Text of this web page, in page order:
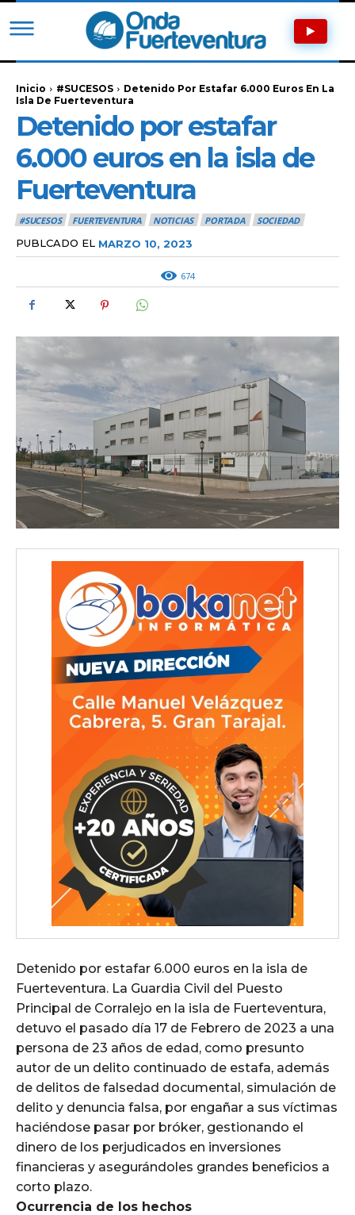
Inicio #SUCESOS
Detenido Por Estafar 6.000 Euros En La
Isla De Fuerteventura
Detenido por estafar
6.000 euros en la isla de
Fuerteventura
#SUCESOS FUERTEVENTURA NOTICIAS PORTADA SOCIEDAD
PUBLCADO EL MARZO 10, 2023
674
Detenido por estafar 6.000 euros en la isla de
Fuerteventura. La Guardia Civil del Puesto
Principal de Corralejo en la isla de Fuerteventura,
detuvo el pasado día 17 de Febrero de 2023 a una
persona de 23 años de edad, como presunto
autor de un delito continuado de estafa, además
de delitos de falsedad documental, simulación de
delito y denuncia falsa, por engañar a sus víctimas
haciéndose pasar por bróker, gestionando el
dinero de los perjudicados en inversiones
financieras y asegurándoles grandes beneficios a
corto plazo.
Ocurrencia de los hechos